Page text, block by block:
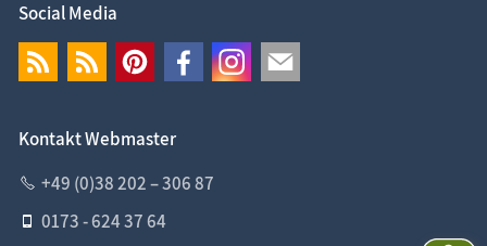
Social Media
Kontakt Webmaster
+49 (0)38 202 – 306 87
0173 - 624 37 64